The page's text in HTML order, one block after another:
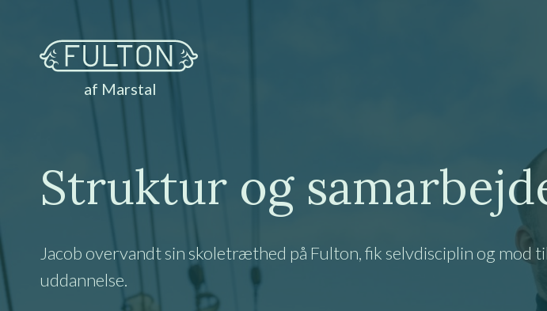
af Marstal
Struktur og
Jacob overvandt sin skoletræthed på Fulton, fik selvdisciplin og mod
uddannelse.